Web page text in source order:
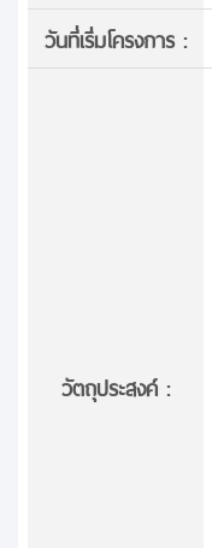
วันที่เริ่มโครงการ :
วัตถุประสงค์ :